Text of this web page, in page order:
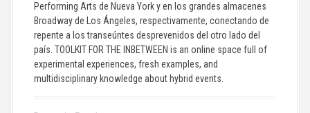
Performing Arts de Nueva York y en los grandes almacenes
Broadway de Los Ángeles, respectivamente, conectando de
repente a los transeúntes desprevenidos del otro lado del
país. TOOLKIT FOR THE INBETWEEN is an online space full of
experimental experiences, fresh examples, and
multidisciplinary knowledge about hybrid events.